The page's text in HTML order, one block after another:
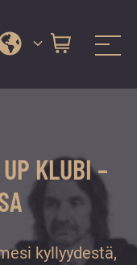
KLUBI –
kyllyydestä,